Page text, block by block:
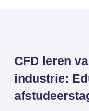
CONSULTANCY
FEA
CFD
Systeemsimulaties
CFD leren
industrie: